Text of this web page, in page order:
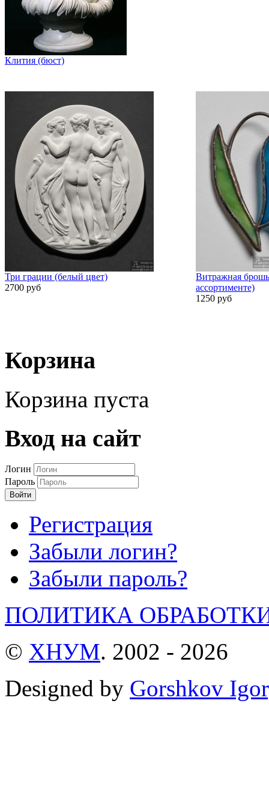
Клития (бюст)
Три грации (белый цвет)
2700 руб
Витражная
ассортименте)
1250 руб
Корзина
Корзина пуста
Вход на сайт
Логин
Пароль
Войти
Регистрация
Забыли логин?
Забыли пароль?
ПОЛИТИКА
© ХНУМ. 2002 - 2026
Designed by Gorshkov Igor